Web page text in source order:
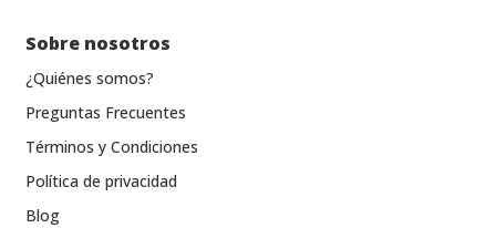
Sobre nosotros
¿Quiénes somos?
Preguntas Frecuentes
Términos y Condiciones
Política de privacidad
Blog